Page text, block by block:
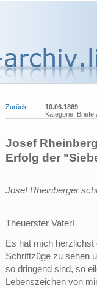
Zurück
10.06.1869
Kategorie:
Josef
Erfolg der
Josef Rheinberger
Theuerster Vater!
Es hat mich herzlichst
Schriftzüge zu sehen
so dringend sind, so
Lebenszeichen von